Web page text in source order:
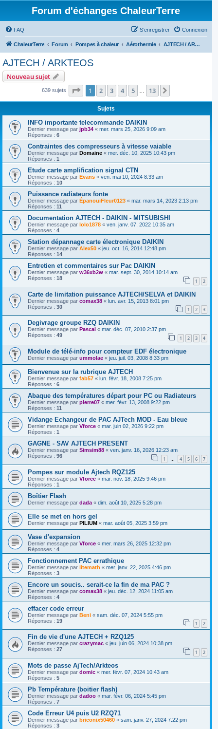
Forum d'échanges ChaleurTerre
FAQ Connexion
S’enregistrer
ChaleurTerre Forum Pompes à chaleur Aérothermie AJTECH / ARKTEOS
AJTECH / ARKTEOS
Nouveau sujet
639 sujets Page 1sur13
1 2 3 4 5 13
Sujets
INFO importante telecommande DAIKIN
Dernier message par jpb34 « mer. mars 25, 2026 9:09 am
Réponses : 6
Contraintes des compresseurs à vitesse vaiable
Dernier message par Domaine « mer. déc. 10, 2025 10:43 pm
Réponses : 1
Etude carte amplification signal CTN
Dernier message par Evans « ven. mai 10, 2024 8:33 am
Réponses : 10
Puissance radiateurs fonte
Dernier message par ÉpanouiFleur0123 « mar. mars 14, 2023 2:13 pm
Réponses : 11
Documentation AJTECH - DAIKIN - MITSUBISHI
Dernier message par lolo1878 « ven. janv. 07, 2022 10:35 am
Réponses : 4
Station dépannage carte électronique DAIKIN
Dernier message par Alex50 « jeu. oct. 16, 2014 12:48 pm
Réponses : 14
Entretien et commentaires sur Pac DAIKIN
Dernier message par w36xb2w « mar. sept. 30, 2014 10:14 am
Réponses : 18 1 2
Carte de limitation puissance AJTECH/SELVA et DAIKIN
Dernier message par comax38 « lun. avr. 15, 2013 8:01 pm
Réponses : 30 1 2 3
Degivrage groupe RZQ DAIKIN
Dernier message par Pascal « mar. déc. 07, 2010 2:37 pm
Réponses : 49 1 2 3 4
Module de télé-info pour compteur EDF électronique
Dernier message par ummolae « jeu. juil. 03, 2008 8:33 pm
Bienvenue sur la rubrique AJTECH
Dernier message par fab57 « lun. févr. 18, 2008 7:25 pm
Réponses : 6
Abaque des températures départ pour PC ou Radiateurs
Dernier message par pierre07 « mer. févr. 13, 2008 9:22 pm
Réponses : 11
Vidange Echangeur de PAC AJTech MOD - Eau bleue
Dernier message par Vforce « mar. juin 02, 2026 9:22 pm
Réponses : 1
GAGNE - SAV AJTECH PRESENT
Dernier message par Simsim88 « ven. janv. 16, 2026 12:23 am
Réponses : 96 1 … 4 5 6 7
Pompes sur module Ajtech RQZ125
Dernier message par Vforce « mar. nov. 18, 2025 9:46 pm
Réponses : 1
Boîtier Flash
Dernier message par dada « dim. août 10, 2025 5:28 pm
Elle se met en hors gel
Dernier message par PILIUM « mar. août 05, 2025 3:59 pm
Vase d'expansion
Dernier message par Vforce « mer. mars 26, 2025 12:32 pm
Réponses : 4
Fonctionnement PAC errathique
Dernier message par litemath « mer. janv. 22, 2025 4:46 pm
Réponses : 3
Encore un soucis.. serait-ce la fin de ma PAC ?
Dernier message par comax38 « jeu. déc. 12, 2024 11:05 am
Réponses : 4
effacer code erreur
Dernier message par Beni « sam. déc. 07, 2024 5:55 pm
Réponses : 19 1 2
Fin de vie d'une AJTECH + RZQ125
Dernier message par crazymac « jeu. juin 06, 2024 10:38 pm
Réponses : 27 1 2
Mots de passe AjTech/Arkteos
Dernier message par domic « mer. févr. 07, 2024 10:43 am
Réponses : 5
Pb Température (boitier flash)
Dernier message par dadoo « mar. févr. 06, 2024 5:45 pm
Réponses : 7
Code Erreur U4 puis U2 RZQ71
Dernier message par briconix50460 « sam. janv. 27, 2024 7:22 pm
Réponses : 3